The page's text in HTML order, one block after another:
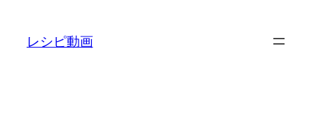
レシピ動画